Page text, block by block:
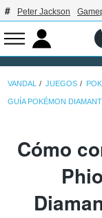
Peter Jackson
VANDAL JUEGOS
GUÍA POKÉMON
Cómo